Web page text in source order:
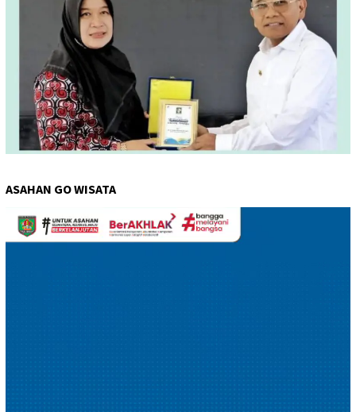
ASAHAN GO WISATA
Pemutar
Video